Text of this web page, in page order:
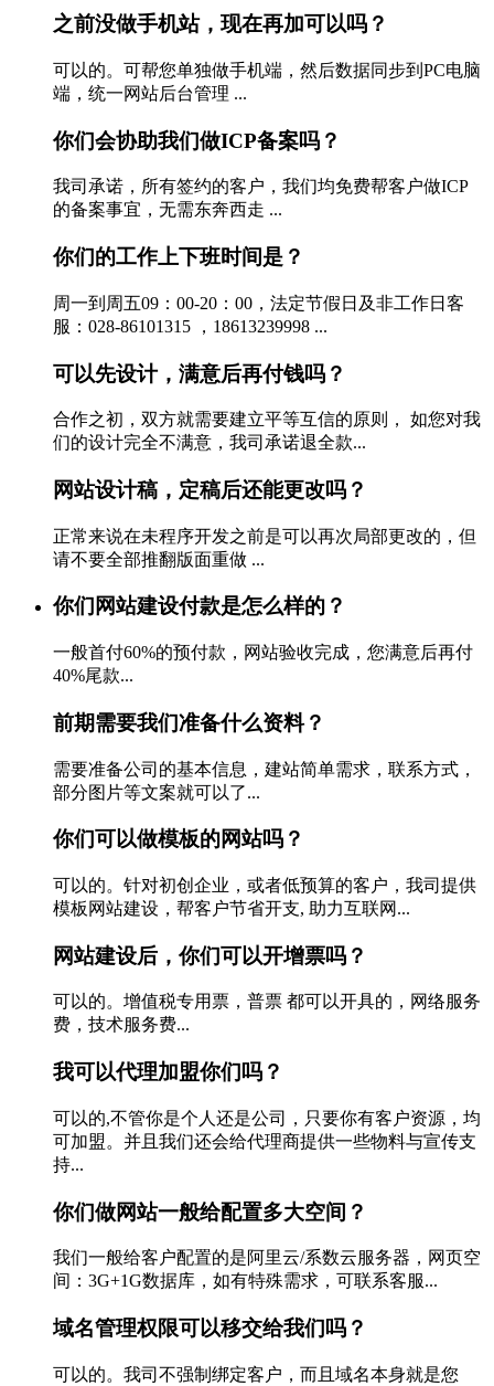
之前没做手机站，现在再加可以吗？
可以的。可帮您单独做手机端，然后数据同步到PC电脑
端，统一网站后台管理 ...
你们会协助我们做ICP备案吗？
我司承诺，所有签约的客户，我们均免费帮客户做ICP
的备案事宜，无需东奔西走 ...
你们的工作上下班时间是？
周一到周五09：00-20：00，法定节假日及非工作日客
服：028-86101315 ，18613239998 ...
可以先设计，满意后再付钱吗？
合作之初，双方就需要建立平等互信的原则， 如您对我
们的设计完全不满意，我司承诺退全款...
网站设计稿，定稿后还能更改吗？
正常来说在未程序开发之前是可以再次局部更改的，但
请不要全部推翻版面重做 ...
你们网站建设付款是怎么样的？
一般首付60%的预付款，网站验收完成，您满意后再付
40%尾款...
前期需要我们准备什么资料？
需要准备公司的基本信息，建站简单需求，联系方式，
部分图片等文案就可以了...
你们可以做模板的网站吗？
可以的。针对初创企业，或者低预算的客户，我司提供
模板网站建设，帮客户节省开支, 助力互联网...
网站建设后，你们可以开增票吗？
可以的。增值税专用票，普票 都可以开具的，网络服务
费，技术服务费...
我可以代理加盟你们吗？
可以的,不管你是个人还是公司，只要你有客户资源，均
可加盟。并且我们还会给代理商提供一些物料与宣传支
持...
你们做网站一般给配置多大空间？
我们一般给客户配置的是阿里云/系数云服务器，网页空
间：3G+1G数据库，如有特殊需求，可联系客服...
域名管理权限可以移交给我们吗？
可以的。我司不强制绑定客户，而且域名本身就是您